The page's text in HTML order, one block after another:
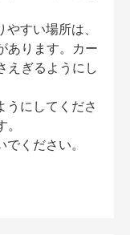
すい場所は、
あります。カー
えぎるようにし
にしてくださ
ください。